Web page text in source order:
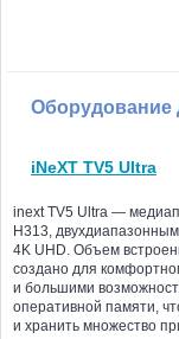
Оборудование
iNeXT TV5 Ultra
inext TV5 Ultra —
H313,
4K UHD. Объем
создано для
и большими
оперативной памяти,
и хранить множество